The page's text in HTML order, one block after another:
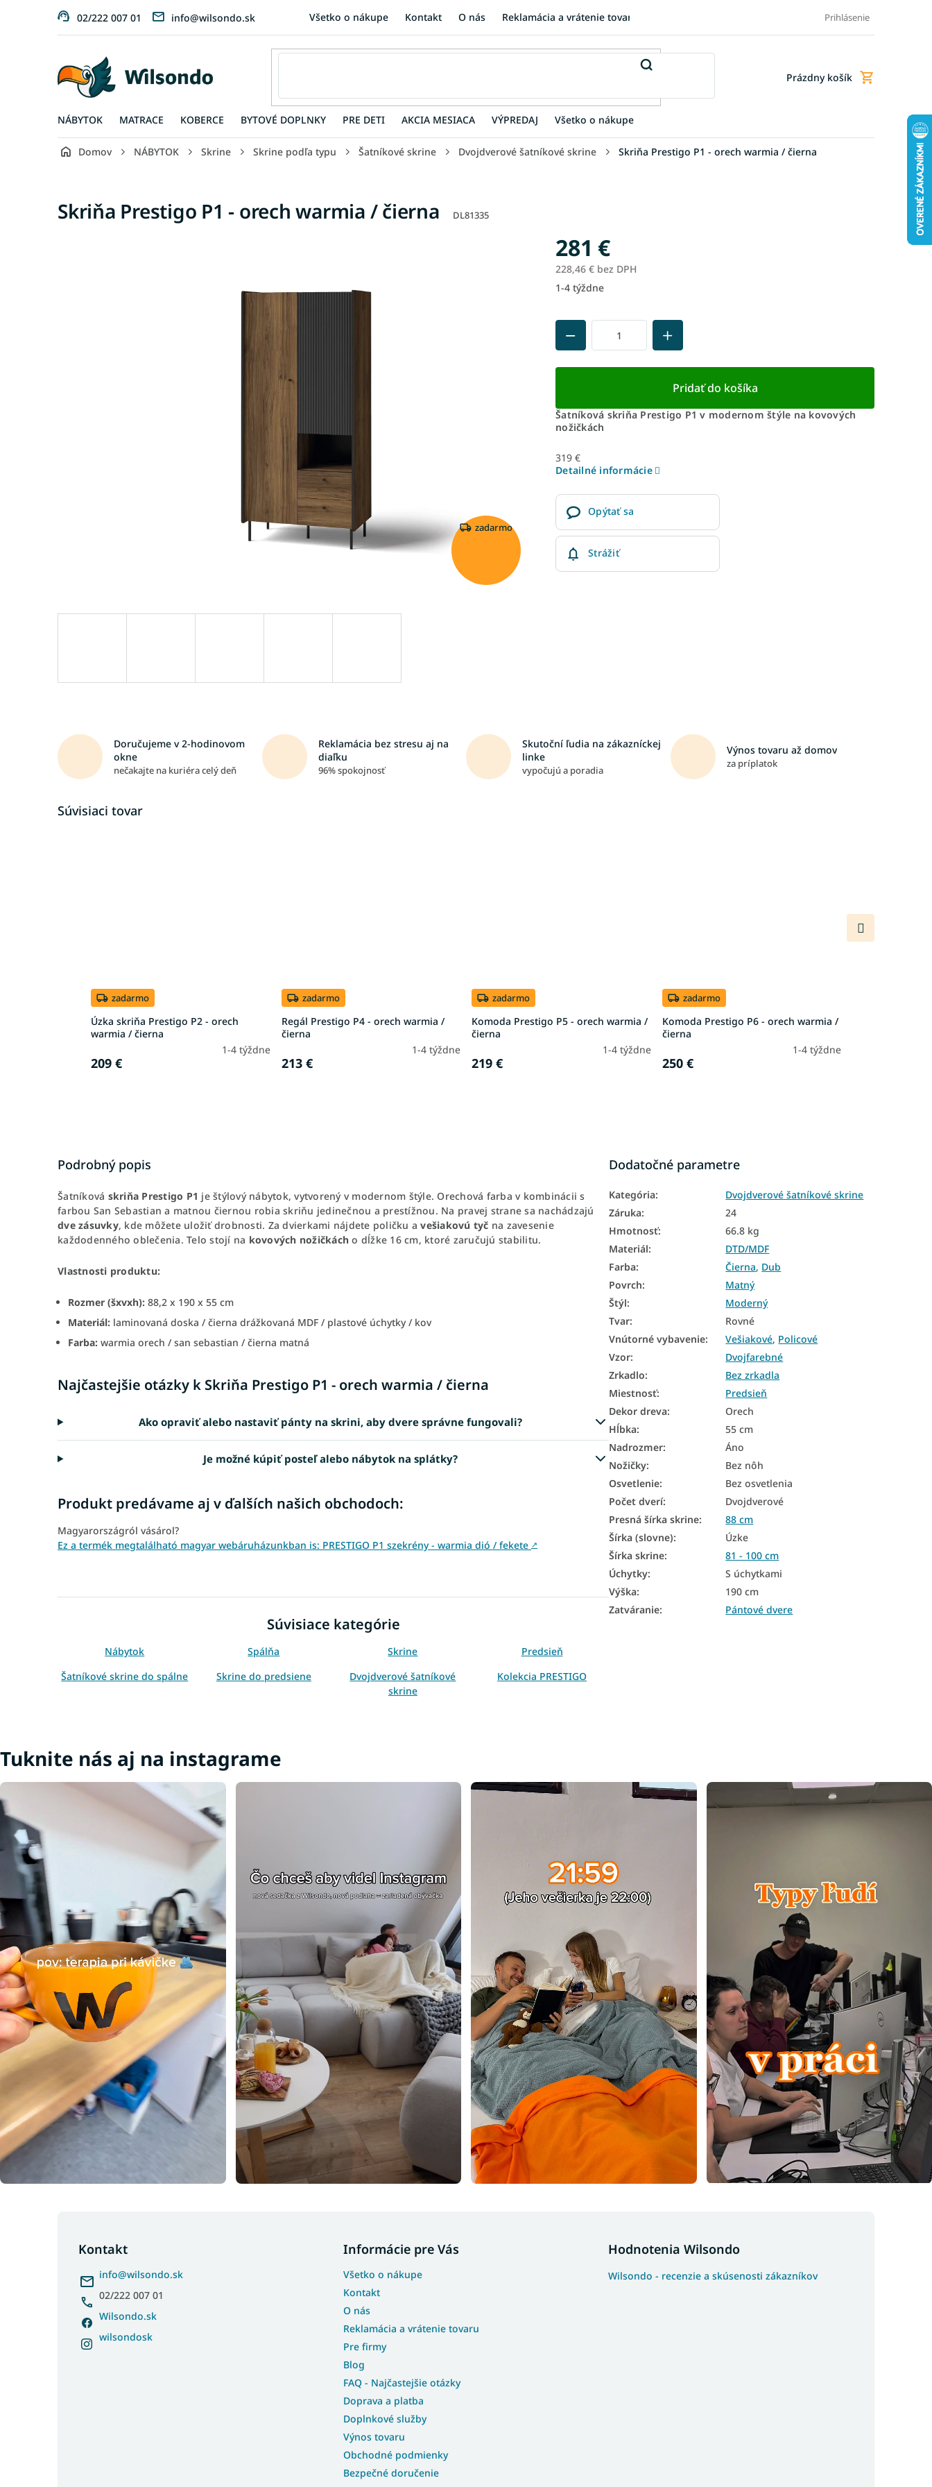
02/222 007 01 info@wilsondo.sk Všetko o nákupe Kontakt O nás Reklamácia a vrátenie tovaru FAQ - Najčastejšie otázky
Prihlásenie
Nákupný
Prázdny košík
NÁBYTOK MATRACE KOBERCE BYTOVÉ DOPLNKY PRE DETI AKCIA MESIACA VÝPREDAJ Všetko o nákupe
Domov NÁBYTOK Skrine Skrine podľa typu Šatníkové skrine Dvojdverové šatníkové skrine Skriňa Prestigo P1 - orech warmia / čierna
Skriňa Prestigo P1 - orech warmia / čierna DL81335
zadarmo
281 €
228,46 € bez DPH
Jednotková
1-4 týždne
Pridať do košíka
Šatníková skriňa Prestigo P1 v modernom štýle na kovových
nožičkách
319 €
Detailné informácie
Opýtať sa
Strážiť
Doručujeme v 2-hodinovom
okne
nečakajte na kuriéra celý deň
Reklamácia bez stresu aj na
diaľku
96% spokojnosť
Skutoční ľudia na zákazníckej
linke
vypočujú a poradia
Výnos tovaru až domov
za príplatok
Súvisiaci tovar
zadarmo
Úzka skriňa Prestigo P2 - orech
warmia / čierna
1-4 týždne
209 €
zadarmo
Regál Prestigo P4 - orech warmia /
čierna
1-4 týždne
213 €
zadarmo
Komoda Prestigo P5 - orech warmia /
čierna
1-4 týždne
219 €
zadarmo
Komoda Prestigo P6 - orech warmia /
čierna
1-4 týždne
250 €
Ďalší
produkt
Podrobný popis
Šatníková skriňa Prestigo P1 je štýlový nábytok, vytvorený v modernom štýle. Orechová farba v kombinácii s
farbou San Sebastian a matnou čiernou robia skriňu jedinečnou a prestížnou. Na pravej strane sa nachádzajú
dve zásuvky, kde môžete uložiť drobnosti. Za dvierkami nájdete poličku avešiakovú tyč na zavesenie
každodenného oblečenia. Telo stojí na kovových nožičkách o dĺžke 16 cm, ktoré zaručujú stabilitu.
Vlastnosti produktu:
Rozmer (šxvxh): 88,2 x 190 x 55 cm
Materiál: laminovaná doska / čierna drážkovaná MDF / plastové úchytky / kov
Farba: warmia orech / san sebastian / čierna matná
Najčastejšie otázky k Skriňa Prestigo P1 - orech warmia / čierna
Ako opraviť alebo nastaviť pánty na skrini, aby dvere správne fungovali?
Je možné kúpiť posteľ alebo nábytok na splátky?
Produkt predávame aj v ďalších našich obchodoch:
Magyarországról vásárol?
Ez a termék megtalálható magyar webáruházunkban is: PRESTIGO P1 szekrény - warmia dió / fekete ↗
Súvisiace kategórie
Nábytok Spálňa Skrine
Predsieň
Šatníkové skrine do spálne
Skrine do predsiene
Dvojdverové šatníkové
skrine
Kolekcia PRESTIGO
Vešiakové skrine Policové skrine
zatváraním
Dodatočné parametre
Kategória:
Dvojdverové šatníkové skrine
Záruka:
24
Hmotnosť:
66.8 kg
Materiál:
DTD/MDF
Farba: Čierna, Dub
Povrch:
Matný
Štýl:
Moderný
Tvar:
Rovné
Vnútorné vybavenie: Vešiakové, Policové
Vzor:
Dvojfarebné
Zrkadlo:
Bez zrkadla
Miestnosť:
Predsieň
Dekor dreva:
Orech
Hĺbka:
55 cm
Nadrozmer:
Áno
Nožičky:
Bez nôh
Osvetlenie:
Bez osvetlenia
Počet dverí:
Dvojdverové
Presná šírka skrine:
88 cm
Šírka (slovne):
Úzke
Šírka skrine:
81 - 100 cm
Úchytky:
S úchytkami
Výška:
190 cm
Zatváranie: Pántové dvere
Tuknite nás aj na instagrame
Kontakt
info@wilsondo.sk
02/222 007 01
Wilsondo.sk
wilsondosk
Informácie pre Vás
Všetko o nákupe
Kontakt
O nás
Reklamácia a vrátenie tovaru
Pre firmy
Blog
FAQ - Najčastejšie otázky
Doprava a platba
Doplnkové služby
Výnos tovaru
Obchodné podmienky
Bezpečné doručenie
Hodnotenia Wilsondo
Wilsondo - recenzie a skúsenosti zákazníkov